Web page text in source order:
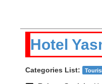
Hotel
Categories List: